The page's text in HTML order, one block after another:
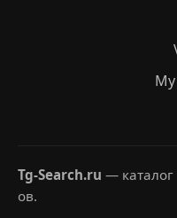
Tg-Search.ru — каталог
ов.